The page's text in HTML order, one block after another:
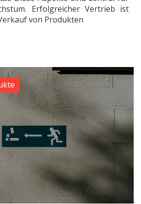
Erfolgreicher Vertrieb ist
von Produkten